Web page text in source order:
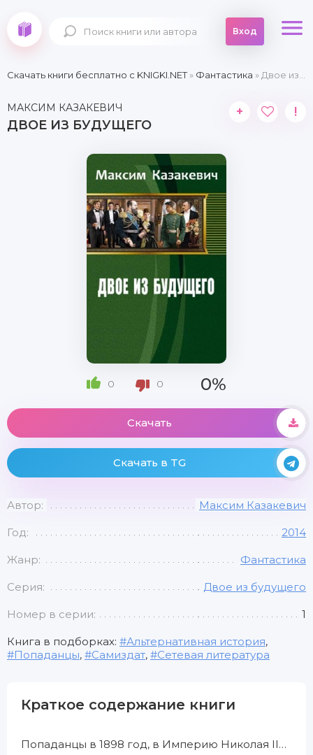
Вход
Скачать книги бесплатно c KNIGKI.NET» Фантастика » Двое из будущего
МАКСИМ КАЗАКЕВИЧ
ДВОЕ ИЗ БУДУЩЕГО
+ !
0 0 0%
Скачать
Скачать в TG
Автор: Максим Казакевич
Год: 2014
Жанр: Фантастика
Серия: Двое из будущего
Номер в серии: 1
Книга в подборках: Альтернативная история,
Попаданцы, Самиздат, Сетевая литература
Краткое содержание книги
Попаданцы в 1898 год, в Империю Николая II…